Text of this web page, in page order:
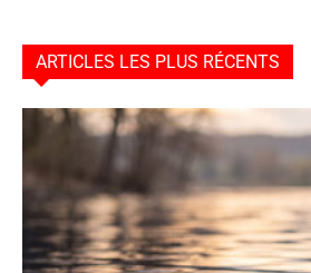
ARTICLES LES PLUS RÉCENTS